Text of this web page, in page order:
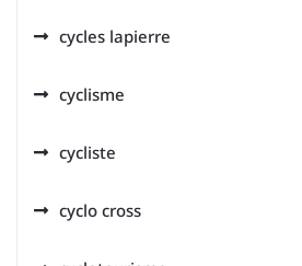
cycles lapierre
cyclisme
cycliste
cyclo cross